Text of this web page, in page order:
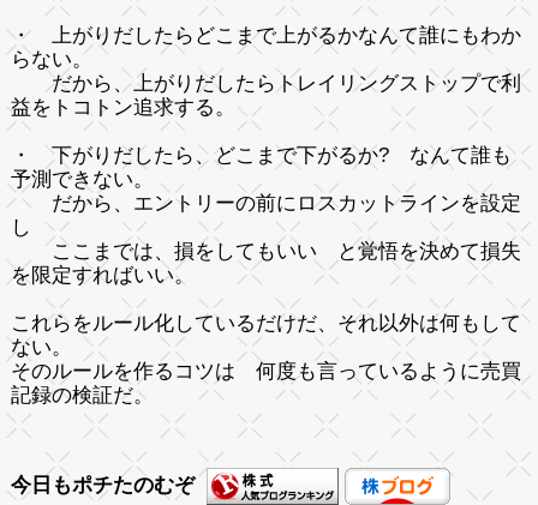
・ 上がりだしたらどこまで上がるかなんて誰にもわか
らない。
だから、上がりだしたらトレイリングストップで利
益をトコトン追求する。
・ 下がりだしたら、どこまで下がるか? なんて誰も
予測できない。
だから、エントリーの前にロスカットラインを設定
し
ここまでは、損をしてもいい と覚悟を決めて損失
を限定すればいい。
これらをルール化しているだけだ、それ以外は何もして
ない。
そのルールを作るコツは 何度も言っているように売買
記録の検証だ。
今日もポチたのむぞ